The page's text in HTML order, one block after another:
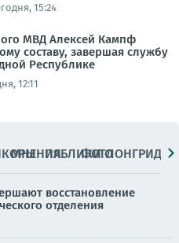
15:24
МВД Алексей Кампф
составу, завершая службу
Республике
12:11
МНЕНИЯПАБЛИКИ
ФОТОЛОНГРИДЫ
восстановление
отделения